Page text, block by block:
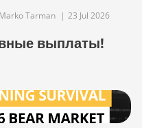
Tarman | 23 Jul 2026
выплаты!